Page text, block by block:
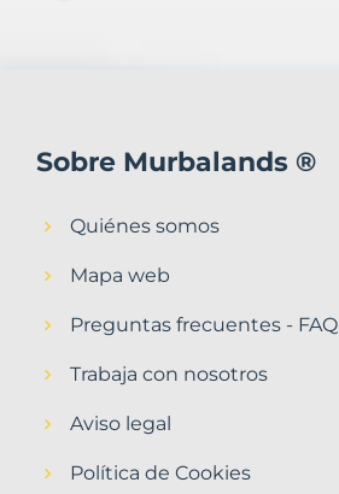
Sobre Murbalands ®
Quiénes somos
Mapa web
Preguntas frecuentes - FAQ
Trabaja con nosotros
Aviso legal
Política de Cookies